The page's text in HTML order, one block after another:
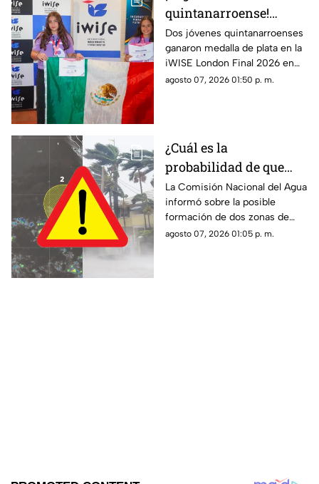
quintanarroense!
Jóvenes GANAN la
plata en la competencia
iWISE London Final
2026
Dos jóvenes quintanarroenses
ganaron medalla de plata en la
iWISE London Final 2026 en
donde participaron más de
agosto 07, 2026 01:50 p. m.
¿Cuál es la
probabilidad de que
'Hernan' se forme esta
semana? Vigilan zonas
de baja presión con
potencial de desarrollo
La Comisión Nacional del Agua
informó sobre la posible
formación de dos zonas de
baja presión con potencial de
agosto 07, 2026 01:05 p. m.